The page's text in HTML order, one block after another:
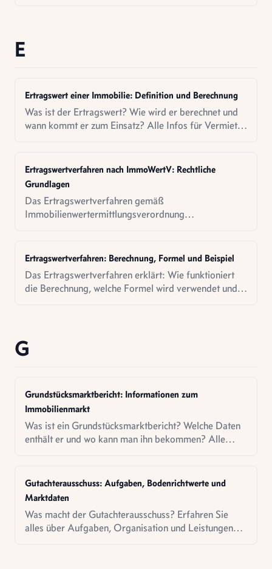
E
Ertragswert einer Immobilie: Definition und Berechnung
Was ist der Ertragswert? Wie wird er berechnet und
wann kommt er zum Einsatz? Alle Infos für Vermieter
Ertragswertverfahren nach ImmoWertV: Rechtliche
Grundlagen
Das Ertragswertverfahren gemäß
Immobilienwertermittlungsverordnung
Ertragswertverfahren: Berechnung, Formel und Beispiel
Das Ertragswertverfahren erklärt: Wie funktioniert
die Berechnung, welche Formel wird verwendet und
G
Grundstücksmarktbericht: Informationen zum
Immobilienmarkt
Was ist ein Grundstücksmarktbericht? Welche Daten
enthält er und wo kann man ihn bekommen? Alle
Gutachterausschuss: Aufgaben, Bodenrichtwerte und
Marktdaten
Was macht der Gutachterausschuss? Erfahren Sie
alles über Aufgaben, Organisation und Leistungen